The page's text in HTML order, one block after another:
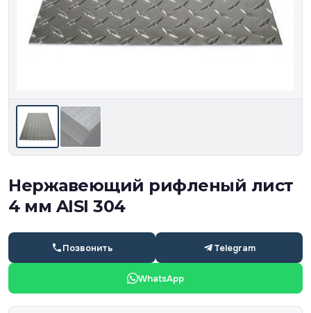
Нержавеющий рифленый лист
4 мм AISI 304
Позвонить Telegram
WhatsApp